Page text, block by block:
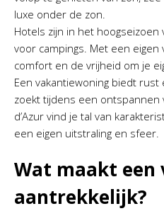
luxe onder de zon.
Hotels zijn in het
voor campings. Met een eigen
comfort en de vrijheid om je
Een vakantiewoning biedt
zoekt tijdens een ontspannen
d’Azur vind je tal van
een eigen uitstraling en sfeer.
Wat maakt een
aantrekkelijk?